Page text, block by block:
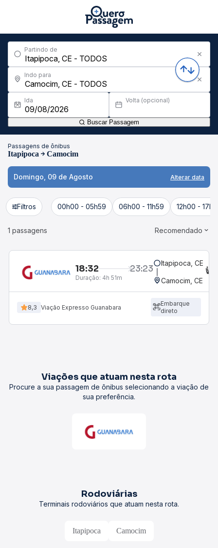
Partindo de
Indo para
Ida Volta (opcional)
Buscar Passagem
Passagens de ônibus
Itapipoca Camocim
Domingo, 09 de Agosto Alterar data
Filtros 00h00 - 05h59 06h00 - 11h59 12h00 -
1 passagens Recomendado
18:32 23:23
Duração: 4h 51m
Itapipoca, CE
Camocim, CE
8,3 Viação Expresso Guanabara
Embarque
direto
Viações que atuam nesta rota
Procure a sua passagem de ônibus selecionando a viação de
sua preferência.
Rodoviárias
Terminais rodoviários que atuam nesta rota.
Itapipoca Camocim